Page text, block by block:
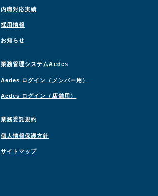
内職対応実績
採用情報
お知らせ
業務管理システムAedes
Aedes ログイン（メンバー用）
Aedes ログイン（店舗用）
業務委託規約
個人情報保護方針
サイトマップ